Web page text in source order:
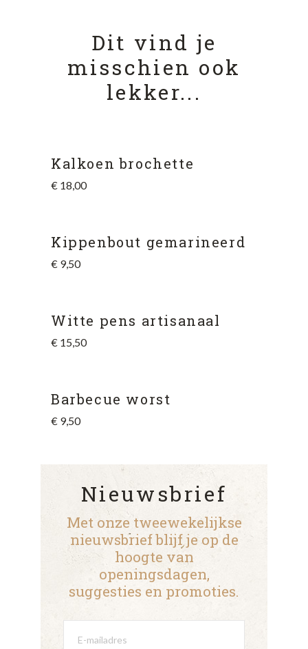
Dit vind je
misschien ook
lekker...
Kalkoen brochette
€ 18,00
Kippenbout gemarineerd
€ 9,50
Witte pens artisanaal
€ 15,50
Barbecue worst
€ 9,50
Nieuwsbrief
Met onze tweewekelijkse
nieuwsbrief blijf je op de
hoogte van
openingsdagen,
suggesties en promoties.